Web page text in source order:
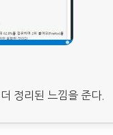
정리된 느낌을 준다.